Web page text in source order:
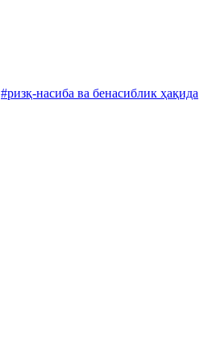
#ризқ-насиба ва бенасиблик ҳақида